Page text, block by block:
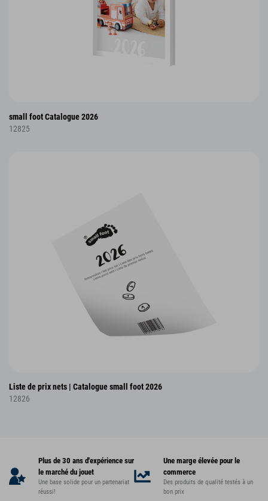
small foot Catalogue 2026
12825
Liste de prix nets | Catalogue small foot 2026
12826
Plus de 30 ans d'expérience sur
le marché du jouet
Une base solide pour un partenariat
réussi!
Une marge élevée pour le
commerce
Des produits de qualité testés à un
bon prix